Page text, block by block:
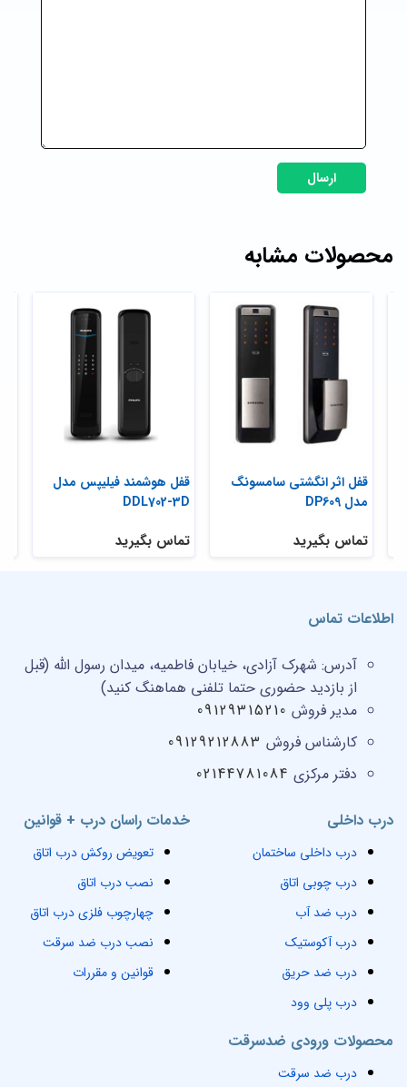
ارسال
محصولات مشابه
قفل هوشمند فیلیپس مدل
DDL702-3D
تماس بگیرید
قفل اثر انگشتی سامسونگ
مدل DP609
تماس بگیرید
خدمات راسان درب + قوانین
تعویض روکش درب اتاق
نصب درب اتاق
چهارچوب فلزی درب اتاق
نصب درب ضد سرقت
قوانین و مقررات
محصولات ورودی ضدسرقت
درب ضد سرقت
درب داخلی
درب داخلی ساختمان
درب چوبی اتاق
درب ضد آب
درب آکوستیک
درب ضد حریق
درب پلی وود
اطلاعات تماس
آدرس: شهرک آزادی، خیابان فاطمیه، میدان رسول الله (قبل
از بازدید حضوری حتما تلفنی هماهنگ کنید)
مدیر فروش 09129315210
کارشناس فروش 09129212883
دفتر مرکزی 02144781084